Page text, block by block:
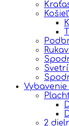
2